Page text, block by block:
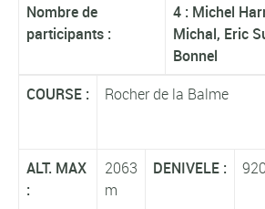
Nombre de
participants :
4 : Michel
Michal, Eric
Bonnel
COURSE :
Rocher de la Balme
ALT. MAX
:
2063
m
DENIVELE :